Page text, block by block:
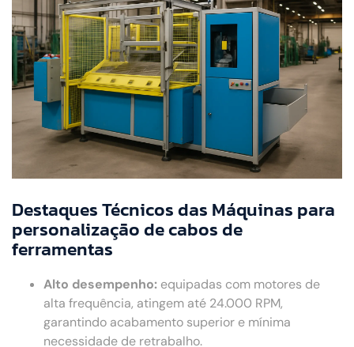
Destaques Técnicos das Máquinas para
personalização de cabos de
ferramentas
Alto desempenho: equipadas com motores de
alta frequência, atingem até 24.000 RPM,
garantindo acabamento superior e mínima
necessidade de retrabalho.